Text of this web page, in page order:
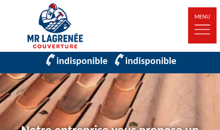
MENU
indisponible indisponible